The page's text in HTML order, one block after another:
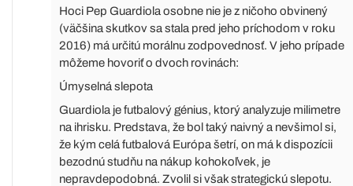
Hoci Pep Guardiola osobne nie je z ničoho obvinený
(väčšina skutkov sa stala pred jeho príchodom v roku
2016) má určitú morálnu zodpovednosť. V jeho prípade
môžeme hovoriť o dvoch rovinách:
Úmyselná slepota
Guardiola je futbalový génius, ktorý analyzuje milimetre
na ihrisku. Predstava, že bol taký naivný a nevšimol si,
že kým celá futbalová Európa šetrí, on má k dispozícii
bezodnú studňu na nákup kohokoľvek, je
nepravdepodobná. Zvolil si však strategickú slepotu.